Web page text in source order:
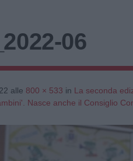
06
alle 800 × 533 in La seconda
Nasce anche il Consiglio